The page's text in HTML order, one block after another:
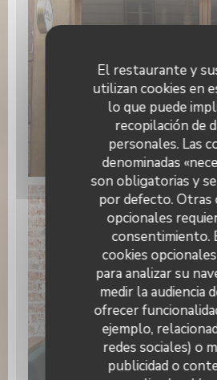
El restaurante y
utilizan cookies en
lo que puede
recopilación de
personales. Las
denominadas
son obligatorias y
por defecto. Otras
opcionales
consentimiento.
cookies
para analizar su
medir la audiencia
ofrecer
ejemplo,
redes sociales) o
publicidad o
PAPILLES
WhatsApp Image